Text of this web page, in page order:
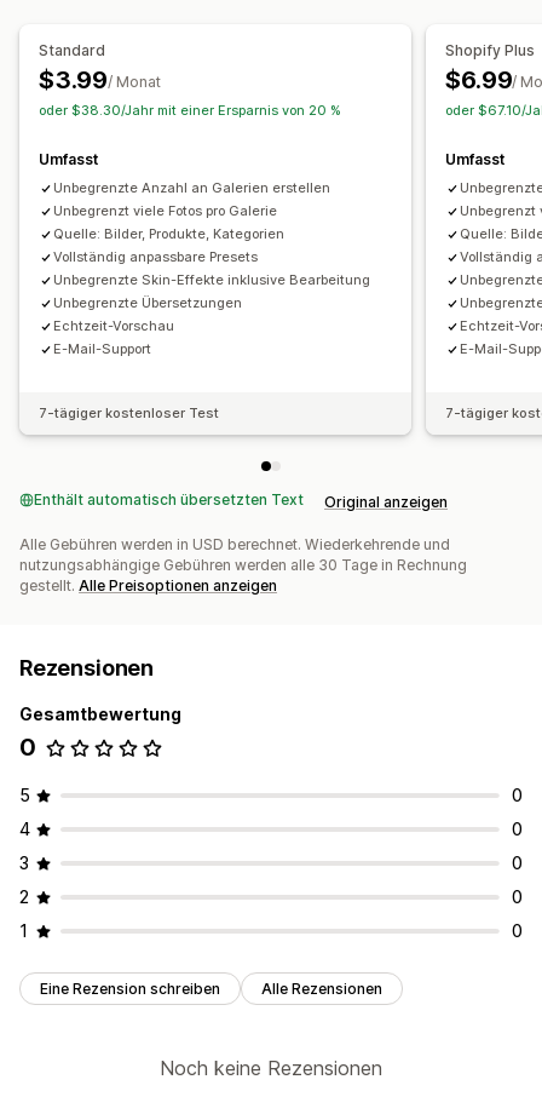
Mehrere Sprachen
Standard
$3.99/ Monat
oder $38.30/Jahr mit einer Ersparnis von 20 %
Umfasst
Unbegrenzte Anzahl an Galerien erstellen
Unbegrenzt viele Fotos pro Galerie
Quelle: Bilder, Produkte, Kategorien
Vollständig anpassbare Presets
Unbegrenzte Skin-Effekte inklusive Bearbeitung
Unbegrenzte Übersetzungen
Echtzeit-Vorschau
E-Mail-Support
7-tägiger kostenloser Test
Shopify Plus
$6.99/
oder $67.10/
Umfasst
Unbegrenzt
Quelle:
Vollständig
Echtzeit-
E-Mail-
7-tägiger
Enthält automatisch übersetzten Text Original anzeigen
Alle Gebühren werden in USD berechnet. Wiederkehrende und
nutzungsabhängige Gebühren werden alle 30 Tage in Rechnung
gestellt. Alle Preisoptionen anzeigen
Rezensionen
Gesamtbewertung
0
5
0
4
0
3
0
2
0
1
0
Eine Rezension schreiben Alle Rezensionen
Noch keine Rezensionen